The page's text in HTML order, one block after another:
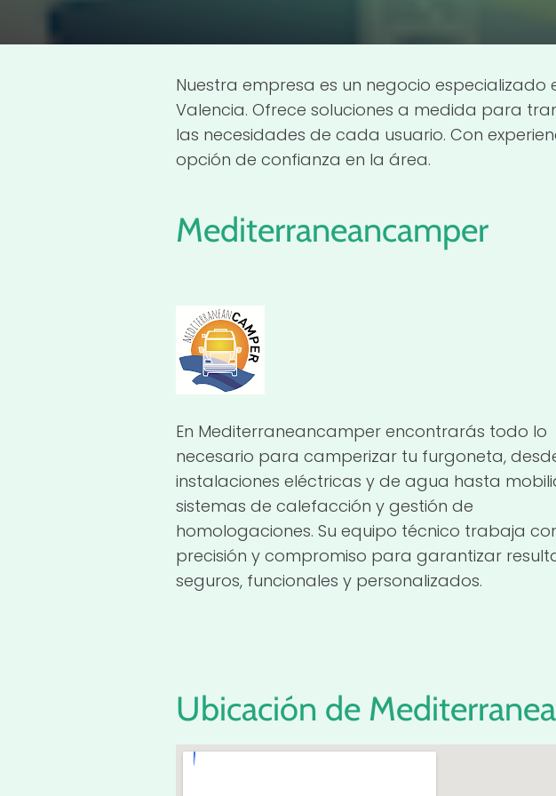
Nuestra empresa es un negocio
Valencia. Ofrece soluciones a medida para
las necesidades de cada usuario. Con
opción de confianza en la área.
Mediterraneancamper
En Mediterraneancamper encontrarás todo lo
necesario para camperizar tu furgoneta,
instalaciones eléctricas y de agua hasta
sistemas de calefacción y gestión de
homologaciones. Su equipo técnico trabaja
precisión y compromiso para garantizar
seguros, funcionales y personalizados.
Ubicación de